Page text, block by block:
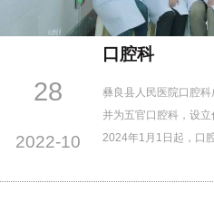
28
2022-10
口腔科
彝良县人民医院口腔
并为五官口腔科，设
2024年1月1日起，口
名，其中：医生6名、
腔专业技术人员1名、